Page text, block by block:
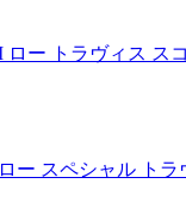
ロー トラヴィス ス